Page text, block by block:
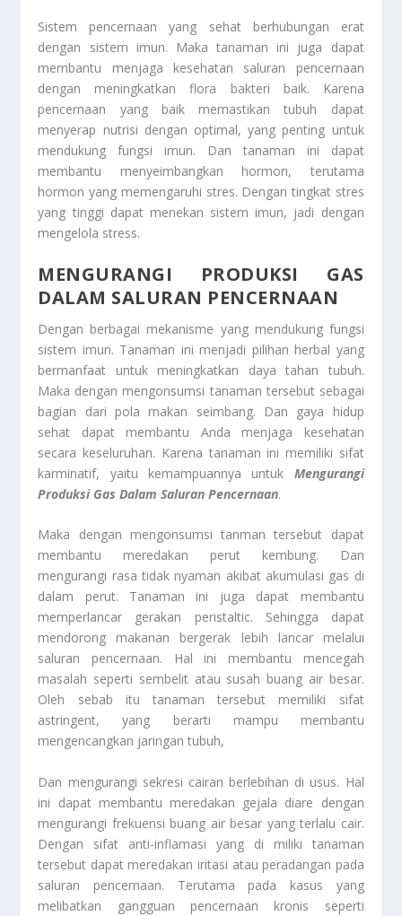
Sistem pencernaan yang sehat berhubungan erat
dengan sistem imun. Maka tanaman ini juga dapat
membantu menjaga kesehatan saluran pencernaan
dengan meningkatkan flora bakteri baik. Karena
pencernaan yang baik memastikan tubuh dapat
menyerap nutrisi dengan optimal, yang penting untuk
mendukung fungsi imun. Dan tanaman ini dapat
membantu menyeimbangkan hormon, terutama
hormon yang memengaruhi stres. Dengan tingkat stres
yang tinggi dapat menekan sistem imun, jadi dengan
mengelola stress.
MENGURANGI PRODUKSI GAS
DALAM SALURAN PENCERNAAN
Dengan berbagai mekanisme yang mendukung fungsi
sistem imun. Tanaman ini menjadi pilihan herbal yang
bermanfaat untuk meningkatkan daya tahan tubuh.
Maka dengan mengonsumsi tanaman tersebut sebagai
bagian dari pola makan seimbang. Dan gaya hidup
sehat dapat membantu Anda menjaga kesehatan
secara keseluruhan. Karena tanaman ini memiliki sifat
karminatif, yaitu kemampuannya untuk Mengurangi
Produksi Gas Dalam Saluran Pencernaan.
Maka dengan mengonsumsi tanman tersebut dapat
membantu meredakan perut kembung. Dan
mengurangi rasa tidak nyaman akibat akumulasi gas di
dalam perut. Tanaman ini juga dapat membantu
memperlancar gerakan peristaltic. Sehingga dapat
mendorong makanan bergerak lebih lancar melalui
saluran pencernaan. Hal ini membantu mencegah
masalah seperti sembelit atau susah buang air besar.
Oleh sebab itu tanaman tersebut memiliki sifat
astringent, yang berarti mampu membantu
mengencangkan jaringan tubuh,
Dan mengurangi sekresi cairan berlebihan di usus. Hal
ini dapat membantu meredakan gejala diare dengan
mengurangi frekuensi buang air besar yang terlalu cair.
Dengan sifat anti-inflamasi yang di miliki tanaman
tersebut dapat meredakan iritasi atau peradangan pada
saluran pencernaan. Terutama pada kasus yang
melibatkan gangguan pencernaan kronis seperti